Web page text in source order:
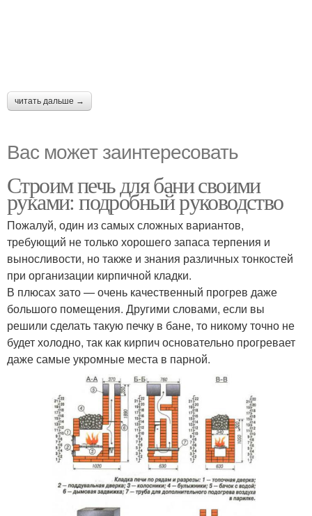
читать дальше →
Вас может заинтересовать
Строим печь для бани своими
руками: подробный руководство
Пожалуй, один из самых сложных вариантов,
требующий не только хорошего запаса терпения и
выносливости, но также и знания различных тонкостей
при организации кирпичной кладки.
В плюсах зато — очень качественный прогрев даже
большого помещения. Другими словами, если вы
решили сделать такую печку в бане, то никому точно не
будет холодно, так как кирпич основательно прогревает
даже самые укромные места в парной.